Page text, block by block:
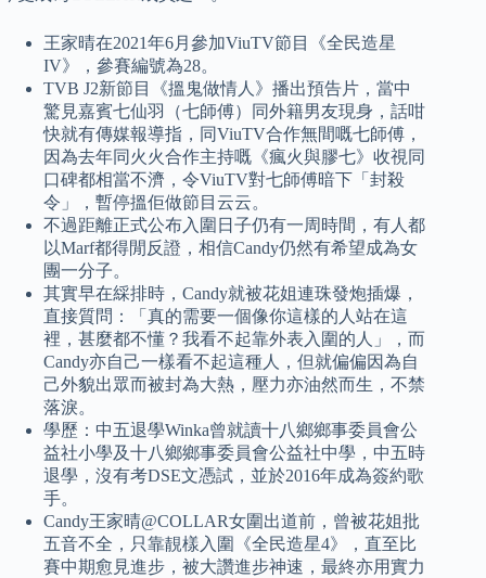
王家晴在2021年6月參加ViuTV節目《全民造星
IV》，參賽編號為28。
TVB J2新節目《搵鬼做情人》播出預告片，當中
驚見嘉賓七仙羽（七師傅）同外籍男友現身，話咁
快就有傳媒報導指，同ViuTV合作無間嘅七師傅，
因為去年同火火合作主持嘅《瘋火與膠七》收視同
口碑都相當不濟，令ViuTV對七師傅暗下「封殺
令」，暫停搵佢做節目云云。
不過距離正式公布入圍日子仍有一周時間，有人都
以Marf都得閒反證，相信Candy仍然有希望成為女
團一分子。
其實早在綵排時，Candy就被花姐連珠發炮插爆，
直接質問：「真的需要一個像你這樣的人站在這
裡，甚麼都不懂？我看不起靠外表入圍的人」，而
Candy亦自己一樣看不起這種人，但就偏偏因為自
己外貌出眾而被封為大熱，壓力亦油然而生，不禁
落淚。
學歷：中五退學Winka曾就讀十八鄉鄉事委員會公
益社小學及十八鄉鄉事委員會公益社中學，中五時
退學，沒有考DSE文憑試，並於2016年成為簽約歌
手。
Candy王家晴@COLLAR女圍出道前，曾被花姐批
五音不全，只靠靚樣入圍《全民造星4》，直至比
賽中期愈見進步，被大讚進步神速，最終亦用實力